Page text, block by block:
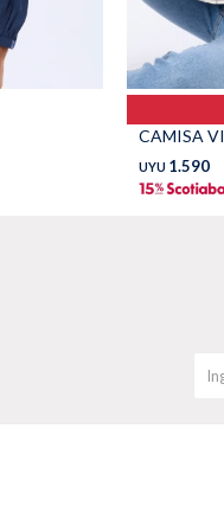
CAMISA
UYU 1.590